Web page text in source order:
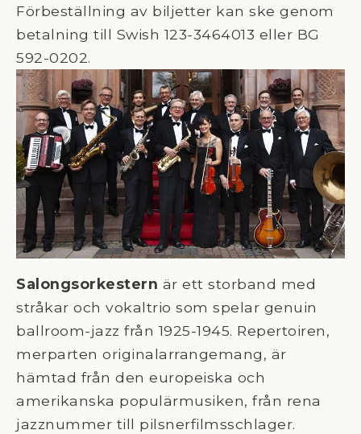
Förbeställning av biljetter kan ske genom
betalning till Swish 123-3464013 eller BG
592-0202.
Salongsorkestern är ett storband med
stråkar och vokaltrio som spelar genuin
ballroom-jazz från 1925-1945. Repertoiren,
merparten originalarrangemang, är
hämtad från den europeiska och
amerikanska populärmusiken, från rena
jazznummer till pilsnerfilmsschlager.